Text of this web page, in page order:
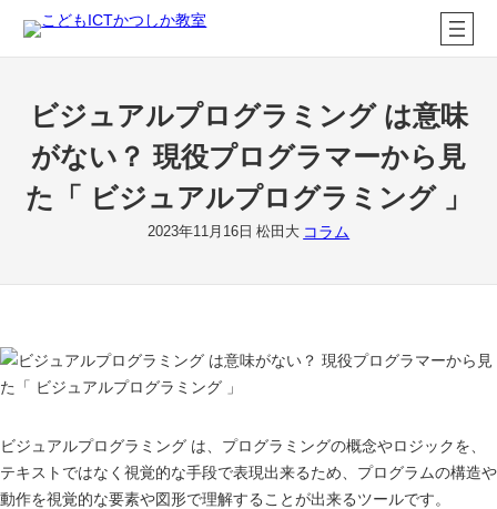
ビジュアルプログラミング は意味
がない？ 現役プログラマーから見
た「 ビジュアルプログラミング 」
2023年11月16日 松田大 コラム
ビジュアルプログラミング は、プログラミングの概念やロジックを、
テキストではなく視覚的な手段で表現出来るため、プログラムの構造や
動作を視覚的な要素や図形で理解することが出来るツールです。